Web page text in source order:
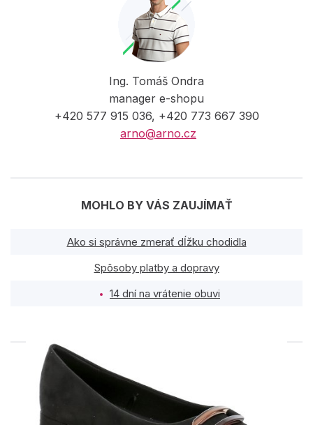
Ing. Tomáš Ondra
manager e-shopu
+420 577 915 036, +420 773 667 390
arno@arno.cz
MOHLO BY VÁS ZAUJÍMAŤ
Ako si správne zmerať dĺžku chodidla
Spôsoby platby a dopravy
14 dní na vrátenie obuvi
PODOBNÉ PRODUKTY